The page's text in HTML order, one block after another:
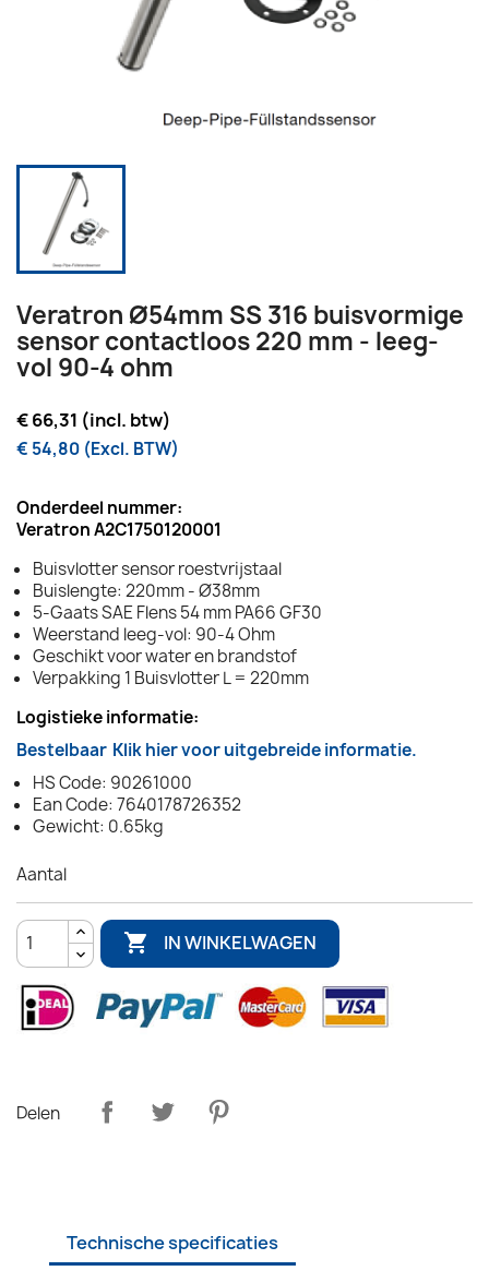
Veratron Ø54mm SS 316 buisvormige
sensor contactloos 220 mm - leeg-
vol 90-4 ohm
€ 66,31 (incl. btw)
€ 54,80 (Excl. BTW)
Onderdeel nummer:
Veratron A2C1750120001
Buisvlotter sensor roestvrijstaal
Buislengte: 220mm - Ø38mm
5-Gaats SAE Flens 54 mm PA66 GF30
Weerstand leeg-vol: 90-4 Ohm
Geschikt voor water en brandstof
Verpakking 1 Buisvlotter L = 220mm
Logistieke informatie:
Bestelbaar Klik hier voor uitgebreide informatie.
HS Code: 90261000
Ean Code: 7640178726352
Gewicht: 0.65kg
Aantal
 IN WINKELWAGEN
Delen
Technische specificaties